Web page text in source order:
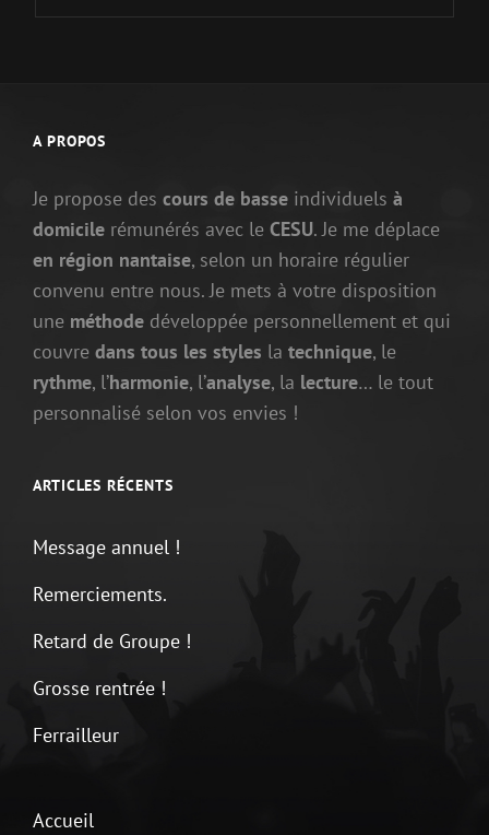
A PROPOS
Je propose des cours de basse individuels à
domicile rémunérés avec le CESU. Je me déplace
en région nantaise, selon un horaire régulier
convenu entre nous. Je mets à votre disposition
une méthode développée personnellement et qui
couvre dans tous les styles la technique, le
rythme, l’harmonie, l’analyse, la lecture… le tout
personnalisé selon vos envies !
ARTICLES RÉCENTS
Message annuel !
Remerciements.
Retard de Groupe !
Grosse rentrée !
Ferrailleur
Accueil